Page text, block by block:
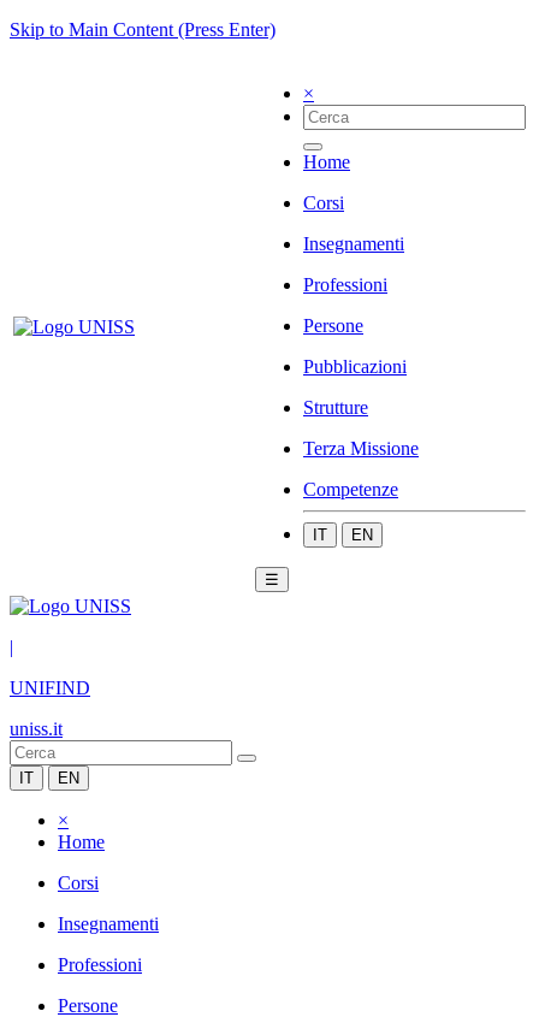
Skip to Main Content (Press Enter)
×
Home
Corsi
Insegnamenti
Professioni
Persone
Pubblicazioni
Strutture
Terza Missione
Competenze
IT EN
☰
|
UNIFIND
uniss.it
IT EN
×
Home
Corsi
Insegnamenti
Professioni
Persone